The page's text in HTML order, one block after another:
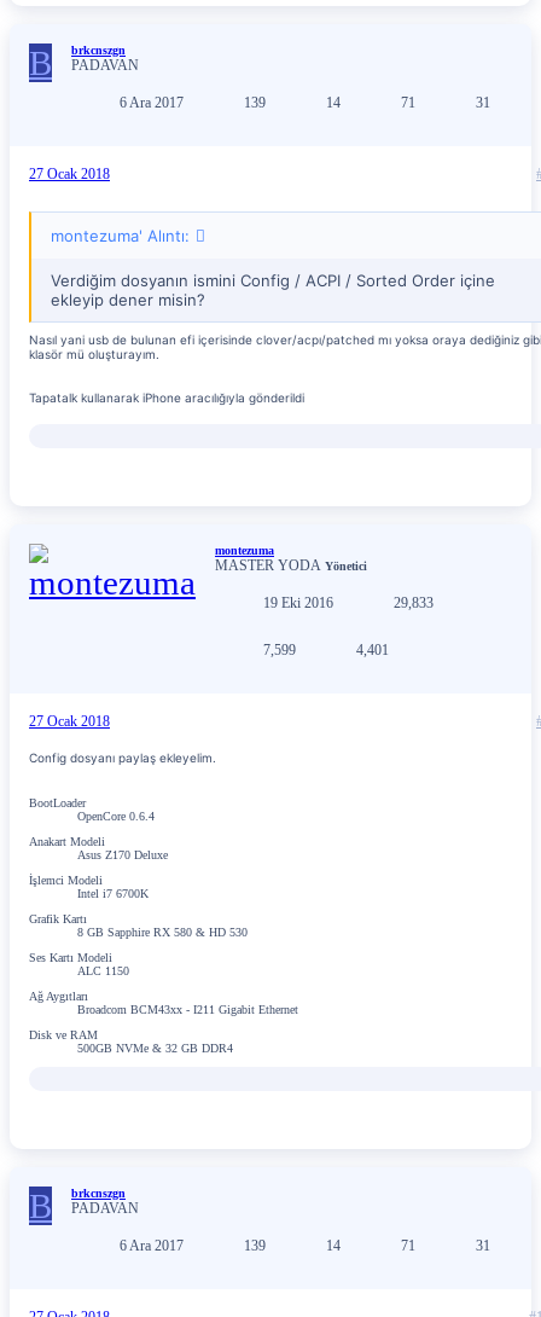
B brkcnszgn
PADAVAN
6 Ara 2017 139 14 71 31
27 Ocak 2018
montezuma' Alıntı:
Verdiğim dosyanın ismini Config / ACPI / Sorted Order içine
ekleyip dener misin?
Nasıl yani usb de bulunan efi içerisinde clover/acpı/patched mı yoksa oraya dediğiniz gibi
klasör mü oluşturayım.
Tapatalk kullanarak iPhone aracılığıyla gönderildi
montezuma
MASTER YODA Yönetici
19 Eki 2016 29,833
7,599 4,401
27 Ocak 2018
Config dosyanı paylaş ekleyelim.
BootLoader
OpenCore 0.6.4
Anakart Modeli
Asus Z170 Deluxe
İşlemci Modeli
Intel i7 6700K
Grafik Kartı
8 GB Sapphire RX 580 & HD 530
Ses Kartı Modeli
ALC 1150
Ağ Aygıtları
Broadcom BCM43xx - I211 Gigabit Ethernet
Disk ve RAM
500GB NVMe & 32 GB DDR4
B brkcnszgn
PADAVAN
6 Ara 2017 139 14 71 31